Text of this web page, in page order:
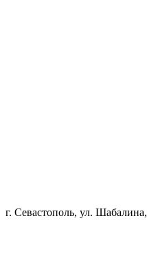
г. Севастополь, ул.